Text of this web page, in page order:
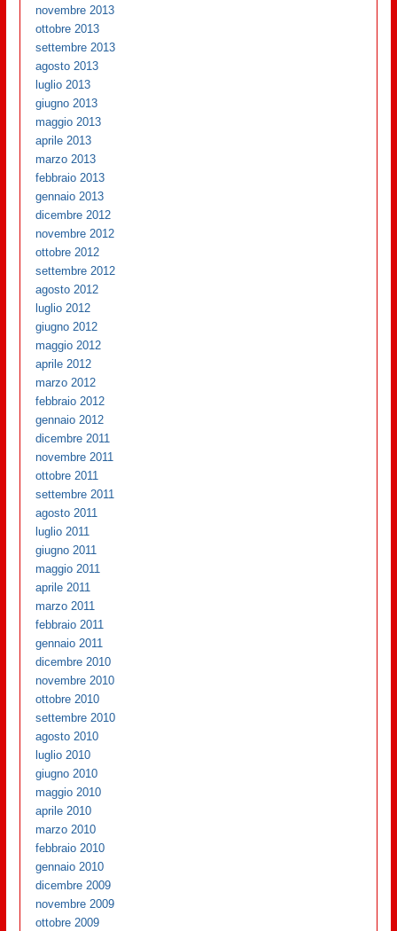
novembre 2013
ottobre 2013
settembre 2013
agosto 2013
luglio 2013
giugno 2013
maggio 2013
aprile 2013
marzo 2013
febbraio 2013
gennaio 2013
dicembre 2012
novembre 2012
ottobre 2012
settembre 2012
agosto 2012
luglio 2012
giugno 2012
maggio 2012
aprile 2012
marzo 2012
febbraio 2012
gennaio 2012
dicembre 2011
novembre 2011
ottobre 2011
settembre 2011
agosto 2011
luglio 2011
giugno 2011
maggio 2011
aprile 2011
marzo 2011
febbraio 2011
gennaio 2011
dicembre 2010
novembre 2010
ottobre 2010
settembre 2010
agosto 2010
luglio 2010
giugno 2010
maggio 2010
aprile 2010
marzo 2010
febbraio 2010
gennaio 2010
dicembre 2009
novembre 2009
ottobre 2009